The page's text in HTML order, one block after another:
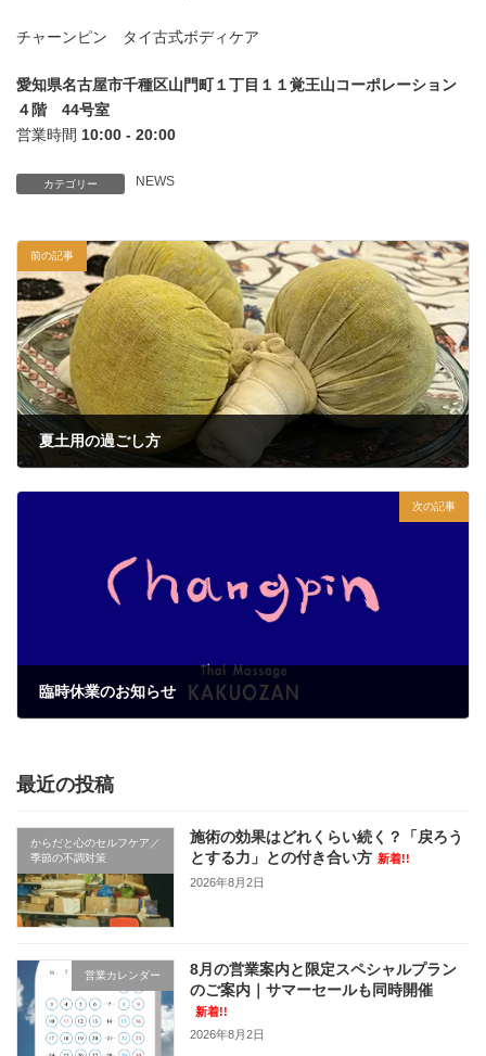
チャーンピン タイ古式ボディケア
愛知県名古屋市千種区山門町１丁目１１覚王山コーポレーション
４階 44号室
営業時間 10:00 - 20:00
カテゴリー NEWS
前の記事
夏土用の過ごし方
次の記事
臨時休業のお知らせ
最近の投稿
からだと心のセルフケア／
季節の不調対策
施術の効果はどれくらい続く？「戻ろう
とする力」との付き合い方 新着!!
2026年8月2日
営業カレンダー
8月の営業案内と限定スペシャルプラン
のご案内｜サマーセールも同時開催
新着!!
2026年8月2日